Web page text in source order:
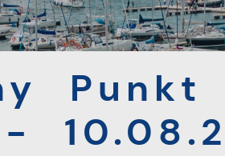
Informacyjny - 10.08.2023 r.
Punkt